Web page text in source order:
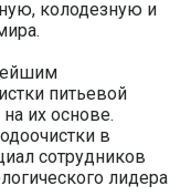
колодезную и
питьевой
их основе.
в
сотрудников
лидера